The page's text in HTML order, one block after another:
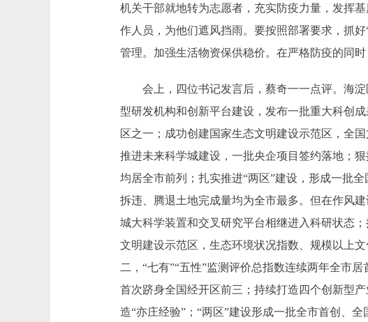
机关干部就地转为志愿者，充实防疫力量，发挥
作人员，为他们遮风挡雨。要按照部署要求，抓
管理。加强生活物资保供稳价。在严格防疫的同时
会上，四位书记发言后，蔡奇一一点评。海淀
型研发机构和创新平台建设，发布一批重大科创
区之一；成功创建国家生态文明建设示范区，全
推进未来科学城建设，一批央企项目签约落地；
均居全市前列；扎实推进“两区”建设，形成一批
拆违、腾退土地完成量均为全市最多。但在作风
城大科学装置和交叉研究平台相继进入科研状态
文明建设示范区，生态环境状况指数、规模以上
二，“七有”“五性”监测评价总指数连续两年全市
首次跻身全国经开区前三；持续打造四个创新型
造“亦庄经验”；“两区”建设形成一批全市首创、